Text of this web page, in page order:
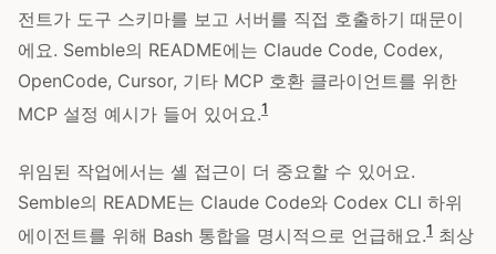
전트가 도구 스키마를 보고 서버를 직접 호출하기 때문이
에요. Semble의 README에는 Claude Code, Codex,
OpenCode, Cursor, 기타 MCP 호환 클라이언트를 위한
MCP 설정 예시가 들어 있어요.1
위임된 작업에서는 셸 접근이 더 중요할 수 있어요.
Semble의 README는 Claude Code와 Codex CLI 하위
에이전트를 위해 Bash 통합을 명시적으로 언급해요.1 최상